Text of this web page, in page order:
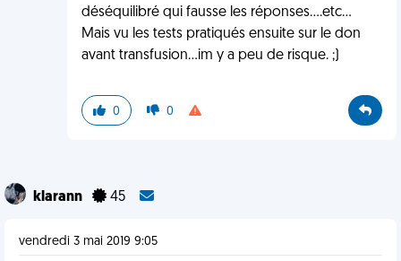
déséquilibré qui fausse les réponses....etc...
Mais vu les tests pratiqués ensuite sur le don
avant transfusion...im y a peu de risque. ;)
0 0
klarann 45
vendredi 3 mai 2019 9:05